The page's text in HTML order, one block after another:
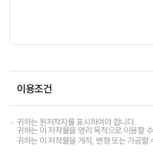
이용조건
귀하는 원저작자를 표시하여야 합니다.
귀하는 이 저작물을 영리 목적으로 이용할
귀하는 이 저작물을 개작, 변형 또는 가공할